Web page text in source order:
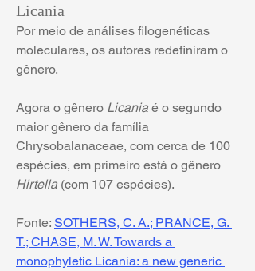
Licania
Por meio de análises filogenéticas
moleculares, os autores redefiniram o
gênero.
Agora o gênero Licania é o segundo
maior gênero da família
Chrysobalanaceae, com cerca de 100
Hirtella (com 107 espécies).
Fonte: SOTHERS, C. A.; PRANCE, G.
T.; CHASE, M. W. Towards a
monophyletic Licania: a new generic